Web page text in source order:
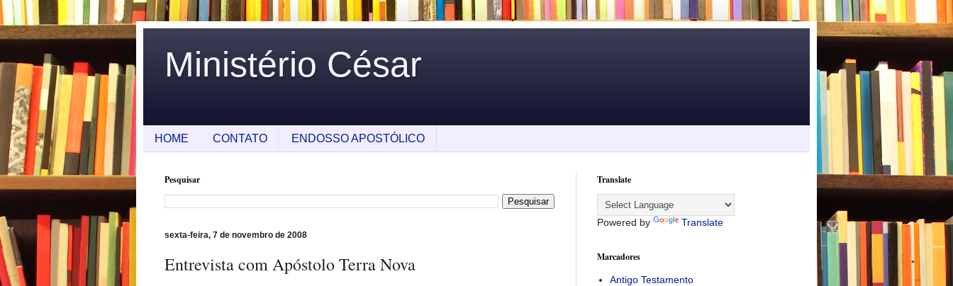
Ministério César
HOME CONTATO ENDOSSO APOSTÓLICO
Pesquisar
sexta-feira, 7 de novembro de 2008
Entrevista com Apóstolo Terra Nova
Translate
Powered by Translate
Marcadores
Antigo Testamento